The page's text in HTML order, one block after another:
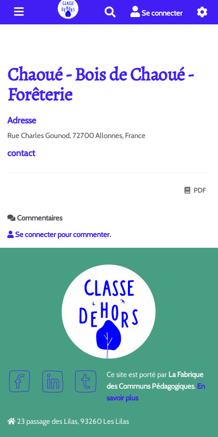
e
r
c
Se connecter
Chaoué - Bois de Chaoué -
Forêterie
Adresse
Rue Charles Gounod, 72700 Allonnes, France
contact
PDF
Commentaires
Se connecter pour commenter.
Ce site est porté par La Fabrique
des Communs Pédagogiques. En
savoir plus
23 passage des Lilas, 93260 Les Lilas